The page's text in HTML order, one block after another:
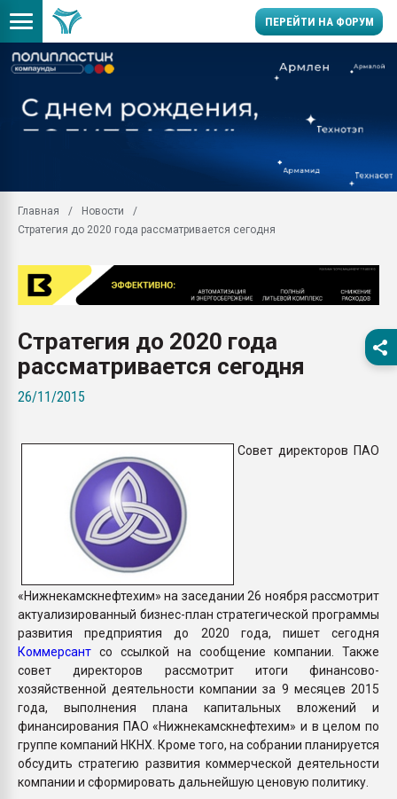
ПЕРЕЙТИ НА ФОРУМ
заводу пластмасс"
28.07.2026
пластмасс
28.07.2026
ситуацией на
Главная
Новости
Стратегия до 2020 года рассматривается сегодня
Стратегия до 2020 года
рассматривается сегодня
26/11/2015
Совет директоров ПАО
«Нижнекамскнефтехим» на заседании 26 ноября рассмотрит
актуализированный бизнес-план стратегической программы
развития предприятия до 2020 года, пишет сегодня
Коммерсант со ссылкой на сообщение компании. Также
совет директоров рассмотрит итоги финансово-
хозяйственной деятельности компании за 9 месяцев 2015
года, выполнения плана капитальных вложений и
финансирования ПАО «Нижнекамскнефтехим» и в целом по
группе компаний НКНХ. Кроме того, на собрании планируется
обсудить стратегию развития коммерческой деятельности
компании и сформировать дальнейшую ценовую политику.